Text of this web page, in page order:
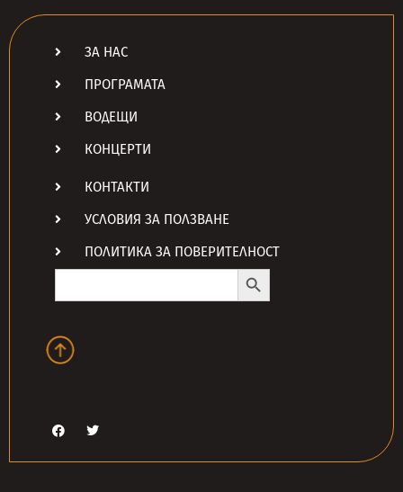
ЗА НАС
ПРОГРАМАТА
ВОДЕЩИ
КОНЦЕРТИ
КОНТАКТИ
УСЛОВИЯ ЗА ПОЛЗВАНЕ
ПОЛИТИКА ЗА ПОВЕРИТЕЛНОСТ
Search
Search Button